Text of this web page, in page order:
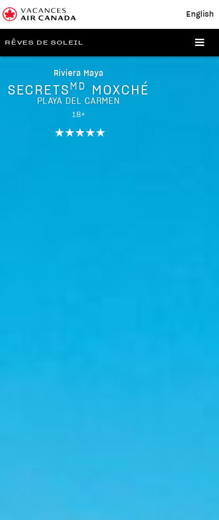
English
RÊVES DE SOLEIL
Riviera Maya
SECRETS MD MOXCHÉ
PLAYA DEL CARMEN
18+